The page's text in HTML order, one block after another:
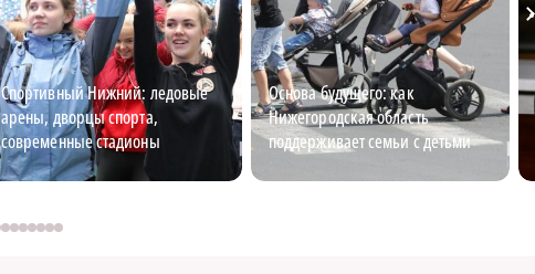
Спортивный Нижний: ледовые
арены, дворцы спорта,
современные стадионы
Основа будущего: как
Нижегородская область
поддерживает семьи с детьми